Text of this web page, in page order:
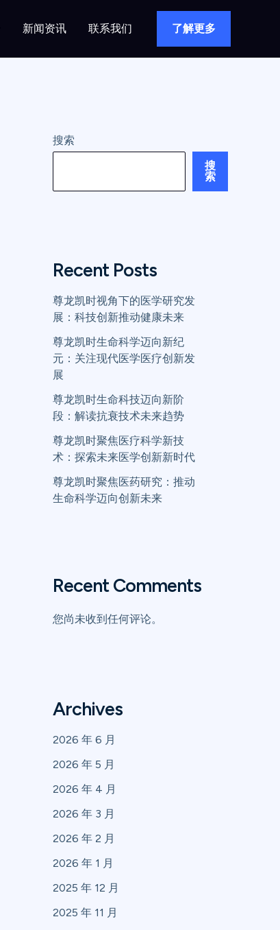
新闻资讯 联系我们 了解更多
搜索
搜
索
Recent Posts
尊龙凯时视角下的医学研究发
展：科技创新推动健康未来
尊龙凯时生命科学迈向新纪
元：关注现代医学医疗创新发
展
尊龙凯时生命科技迈向新阶
段：解读抗衰技术未来趋势
尊龙凯时聚焦医疗科学新技
术：探索未来医学创新新时代
尊龙凯时聚焦医药研究：推动
生命科学迈向创新未来
Recent Comments
您尚未收到任何评论。
Archives
2026 年 6 月
2026 年 5 月
2026 年 4 月
2026 年 3 月
2026 年 2 月
2026 年 1 月
2025 年 12 月
2025 年 11 月